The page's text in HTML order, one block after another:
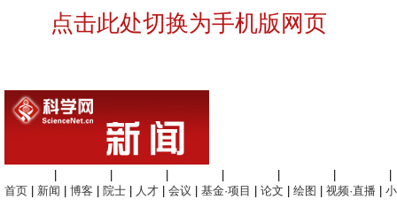
点击此处切换为手机版网页
首页
新闻 博客 院士 人才 会议 基金·项目 论文 绘图 视频·直播